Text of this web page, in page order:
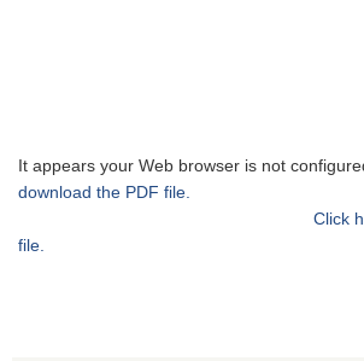
It appears your Web browser is not
download the PDF file.
Click
file.